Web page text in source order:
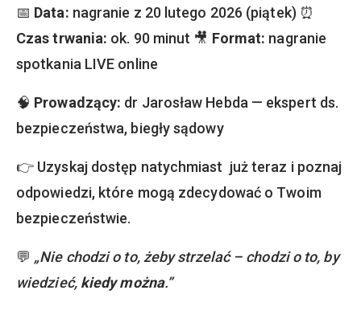
📅 Data: nagranie z 20 lutego 2026 (piątek) ⏰
Czas trwania: ok. 90 minut 🎥 Format: nagranie
spotkania LIVE online
🧠 Prowadzący: dr Jarosław Hebda — ekspert ds.
bezpieczeństwa, biegły sądowy
👉 Uzyskaj dostęp natychmiast już teraz i poznaj
odpowiedzi, które mogą zdecydować o Twoim
bezpieczeństwie.
💬 „Nie chodzi o to, żeby strzelać – chodzi o to, by
wiedzieć, kiedy można.”